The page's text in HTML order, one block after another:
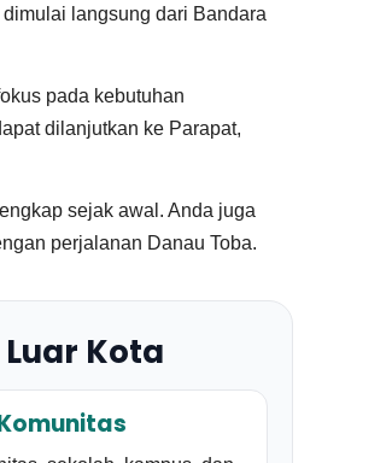
langsung dari Bandara
pada kebutuhan
dilanjutkan ke Parapat,
sejak awal. Anda juga
perjalanan Danau Toba.
Kota